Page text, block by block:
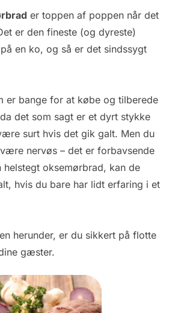
er toppen af poppen når det
er den fineste (og dyreste)
en ko, og så er det sindssygt
er bange for at købe og tilberede
det som sagt er et dyrt stykke
surt hvis det gik galt. Men du
nervøs – det er forbavsende
helstegt oksemørbrad, kan de
hvis du bare har lidt erfaring i et
herunder, er du sikkert på flotte
gæster.